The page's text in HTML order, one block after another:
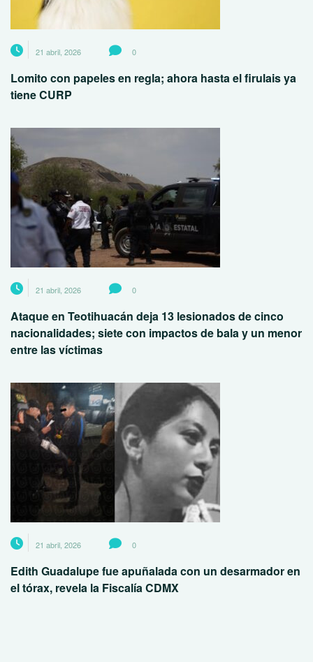
21 abril, 2026 0
Lomito con papeles en regla; ahora hasta el firulais ya
tiene CURP
21 abril, 2026 0
Ataque en Teotihuacán deja 13 lesionados de cinco
nacionalidades; siete con impactos de bala y un menor
entre las víctimas
21 abril, 2026 0
Edith Guadalupe fue apuñalada con un desarmador en
el tórax, revela la Fiscalía CDMX